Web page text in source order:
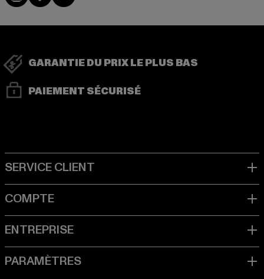
GARANTIE DU PRIX LE PLUS BAS
PAIEMENT SÉCURISÉ